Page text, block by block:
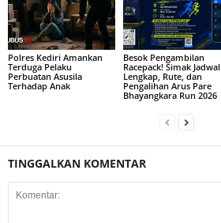
Polres Kediri Amankan
Terduga Pelaku
Perbuatan Asusila
Terhadap Anak
Besok Pengambilan
Racepack! Simak Jadwal
Lengkap, Rute, dan
Pengalihan Arus Pare
Bhayangkara Run 2026
TINGGALKAN KOMENTAR